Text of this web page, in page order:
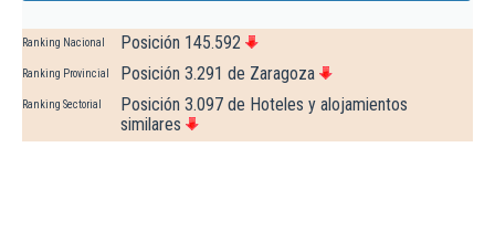
Ranking Nacional Posición 145.592
Ranking Provincial Posición 3.291 de Zaragoza
Ranking Sectorial
Posición 3.097 de Hoteles y alojamientos
similares